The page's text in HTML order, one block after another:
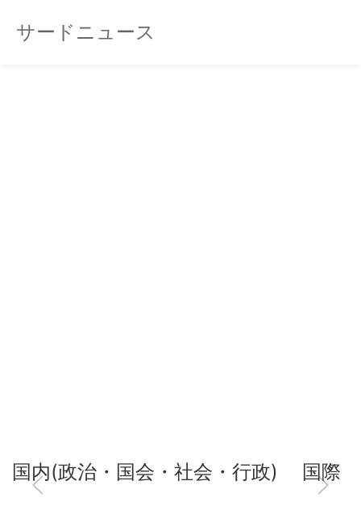
サードニュース
国内(政治・国会・社会・行政) 国際